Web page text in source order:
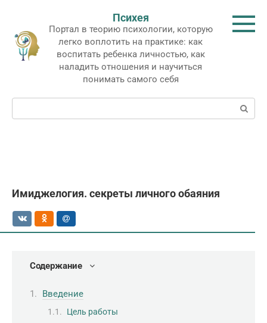
контенту
Психея
Портал в теорию психологии, которую
легко воплотить на практике: как
воспитать ребенка личностью, как
наладить отношения и научиться
понимать самого себя
Поиск:
Имиджелогия. секреты личного обаяния
Содержание
Введение
Цель работы